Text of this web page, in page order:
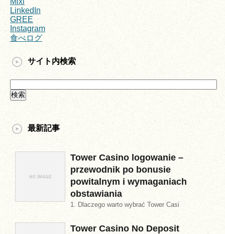
LinkedIn
GREE
Instagram
食べログ
サイト内検索
最新記事
Tower Casino logowanie –
przewodnik po bonusie
powitalnym i wymaganiach
obstawiania
1. Dlaczego warto wybrać Tower Casi
Tower Casino No Deposit